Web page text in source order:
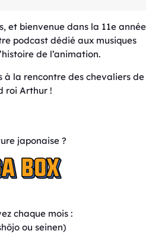
et bienvenue dans la 11e année
podcast dédié aux musiques
de l’animation.
à la rencontre des chevaliers de
roi Arthur !
japonaise ?
chaque mois :
ou seinen)